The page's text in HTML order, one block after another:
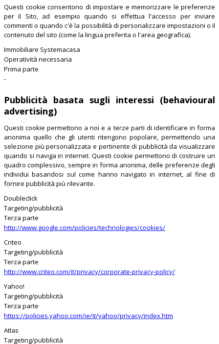
Questi cookie consentono di impostare e memorizzare le preferenze
per il Sito, ad esempio quando si effettua l'accesso per inviare
commenti o quando c'è la possibilità di personalizzare impostazioni o il
contenuto del sito (come la lingua preferita o l'area geografica).
Immobiliare Systemacasa
Operatività necessaria
Prima parte
-
Pubblicità basata sugli interessi (behavioural
advertising)
Questi cookie permettono a noi e a terze parti di identificare in forma
anonima quello che gli utenti ritengono popolare, permettendo una
selezione più personalizzata e pertinente di pubblicità da visualizzare
quando si naviga in internet. Questi cookie permettono di costruire un
quadro complessivo, sempre in forma anonima, delle preferenze degli
individui basandosi sul come hanno navigato in internet, al fine di
fornire pubblicità più rilevante.
Doubleclick
Targeting/pubblicità
Terza parte
http://www.google.com/policies/technologies/cookies/
Criteo
Targeting/pubblicità
Terza parte
http://www.criteo.com/it/privacy/corporate-privacy-policy/
Yahoo!
Targeting/pubblicità
Terza parte
https://policies.yahoo.com/ie/it/yahoo/privacy/index.htm
Atlas
Targeting/pubblicità